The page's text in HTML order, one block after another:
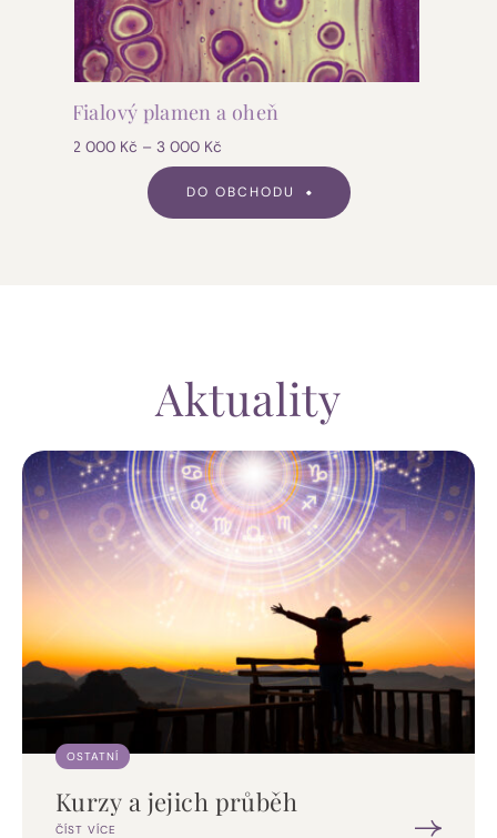
Fialový plamen a oheň
2 000 Kč – 3 000 Kč
DO OBCHODU
Aktuality
OSTATNÍ
Kurzy a jejich průběh
ČÍST VÍCE